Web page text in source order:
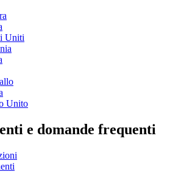
Uniti
Unito
e domande frequenti